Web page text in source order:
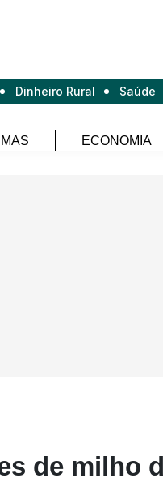
Dinheiro Rural Saúde
ECONOMIA
de milho